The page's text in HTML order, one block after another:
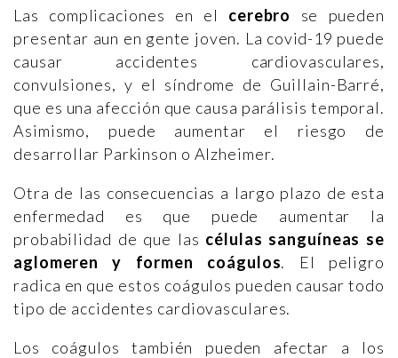
Las complicaciones en el cerebro
se pueden
presentar aun en gente joven. La covid-19 puede
causar accidentes cardiovasculares,
convulsiones, y el síndrome de Guillain-Barré,
que es una afección que causa parálisis temporal.
Asimismo, puede aumentar el riesgo de
desarrollar Parkinson o Alzheimer.
Otra de las consecuencias a largo plazo de esta
enfermedad es que puede aumentar la
probabilidad de que las células sanguíneas se
aglomeren y formen coágulos. El peligro
radica en que estos coágulos pueden causar todo
tipo de accidentes cardiovasculares.
Los coágulos también pueden afectar a los